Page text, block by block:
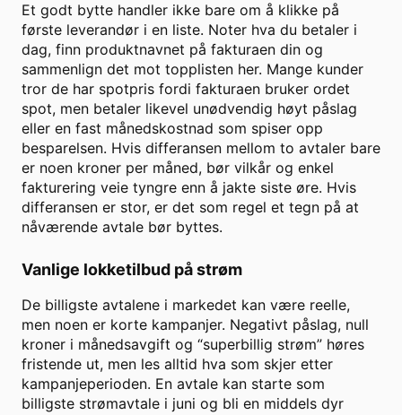
Et godt bytte handler ikke bare om å klikke på
første leverandør i en liste. Noter hva du betaler i
dag, finn produktnavnet på fakturaen din og
sammenlign det mot topplisten her. Mange kunder
tror de har spotpris fordi fakturaen bruker ordet
spot, men betaler likevel unødvendig høyt påslag
eller en fast månedskostnad som spiser opp
besparelsen. Hvis differansen mellom to avtaler bare
er noen kroner per måned, bør vilkår og enkel
fakturering veie tyngre enn å jakte siste øre. Hvis
differansen er stor, er det som regel et tegn på at
nåværende avtale bør byttes.
Vanlige lokketilbud på strøm
De billigste avtalene i markedet kan være reelle,
men noen er korte kampanjer. Negativt påslag, null
kroner i månedsavgift og “superbillig strøm” høres
fristende ut, men les alltid hva som skjer etter
kampanjeperioden. En avtale kan starte som
billigste strømavtale i juni og bli en middels dyr